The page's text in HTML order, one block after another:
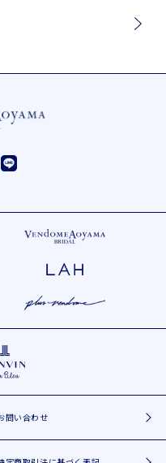
問い合わせ